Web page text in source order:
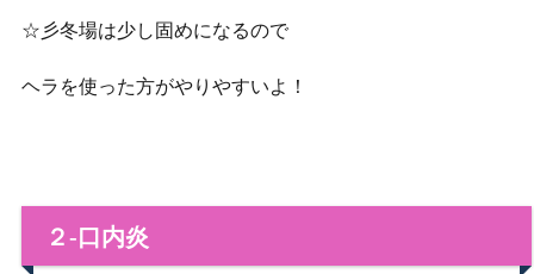
☆彡冬場は少し固めになるので
ヘラを使った方がやりやすいよ！
２‐口内炎